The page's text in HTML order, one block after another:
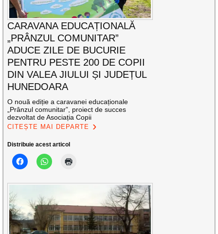
CARAVANA EDUCAȚIONALĂ
„PRÂNZUL COMUNITAR”
ADUCE ZILE DE BUCURIE
PENTRU PESTE 200 DE COPII
DIN VALEA JIULUI ȘI JUDEȚUL
HUNEDOARA
O nouă ediție a caravanei educaționale
„Prânzul comunitar”, proiect de succes
dezvoltat de Asociația Copii
CITEȘTE MAI DEPARTE
Distribuie acest articol